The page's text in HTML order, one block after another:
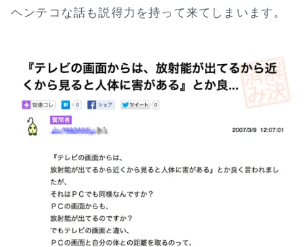
ヘンテコな話も説得力を持って来てしまいます。